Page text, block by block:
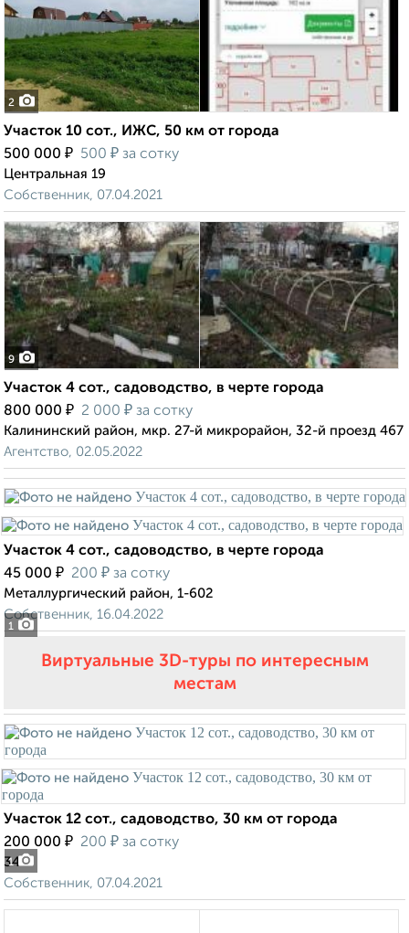
2
Участок 10 сот., ИЖС, 50 км от города
500 000 ₽ 500 ₽ за сотку
Центральная 19
Собственник, 07.04.2021
9
Участок 4 сот., садоводство, в черте города
800 000 ₽ 2 000 ₽ за сотку
Калининский район, мкр. 27-й микрорайон, 32-й проезд 467
Агентство, 02.05.2022
1
Участок 4 сот., садоводство, в черте города
45 000 ₽ 200 ₽ за сотку
Металлургический район, 1-602
Собственник, 16.04.2022
Виртуальные 3D-туры по интересным
местам
1
Участок 12 сот., садоводство, 30 км от города
200 000 ₽ 200 ₽ за сотку
34
Собственник, 07.04.2021